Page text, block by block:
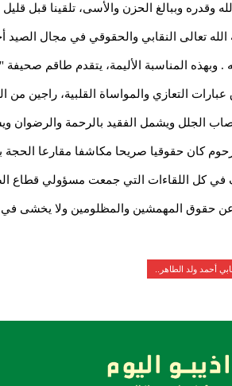
وقدره وببالغ الحزن والأسى، تلقينا قبل
تعالى النقابي والحقوقي في مجال الصيد
المناسبة الأليمة، يتقدم طاقم صحيفة
التعازي والمواساة القلبية، راجين من
الجلل ويشمل الفقيد بالرحمة والرضوان
كان حقوقيا صريحا مكاشفا مقارعا
كل اللقاءات التي جمعت مسؤولي قطاع
عن حقوق المهمشين والمظلومين ولا يخشى في
أحمد ولد الطاهر..